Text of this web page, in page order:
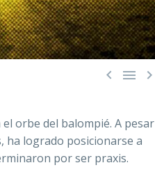
  
orbe del balompié. A pesar
ha logrado posicionarse a
por ser praxis.